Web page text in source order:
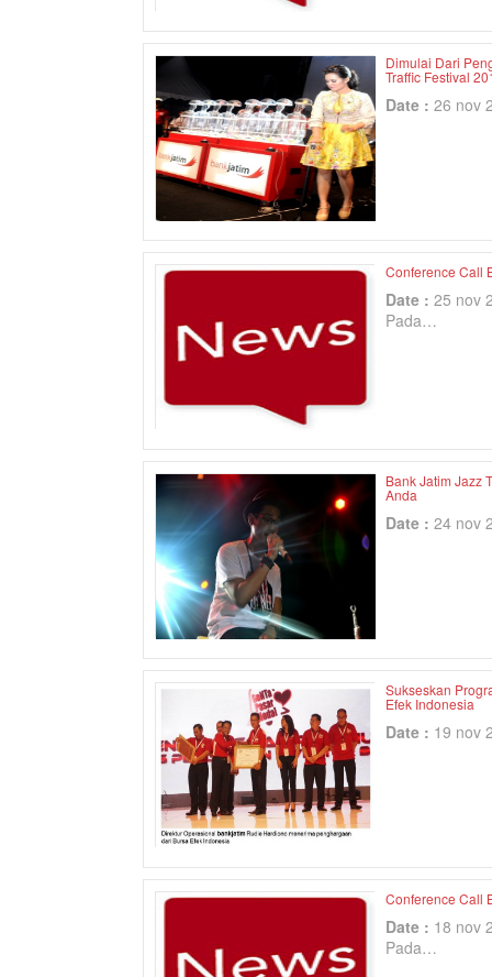
Dimulai Dari
Traffic Festival
Date : 26 nov
Conference Call
Date : 25 nov
Pada…
Bank Jatim Jazz
Anda
Date : 24 nov
Sukseskan
Efek Indonesia
Date : 19 nov
Conference Call
Date : 18 nov
Pada…